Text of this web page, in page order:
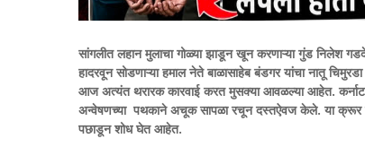
सांगलीत लहान मुलाचा गोळ्या झाडून खून करणाऱ्या गुंड निलेश
हादरवून सोडणाऱ्या हमाल नेते बाळासाहेब बंडगर यांचा नातू
आज अत्यंत थरारक कारवाई करत मुसक्या आवळल्या आहेत.
अन्वेषणच्या पथकाने अचूक सापळा रचून दस्तऐवज केले. या क्रूर
पछाडून शोध घेत आहेत.